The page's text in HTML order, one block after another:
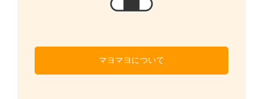
マヨマヨについて